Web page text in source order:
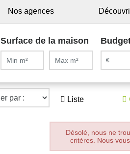
Nos agences
Surface de la maison
Liste
Désolé, nous ne
critères. Nous